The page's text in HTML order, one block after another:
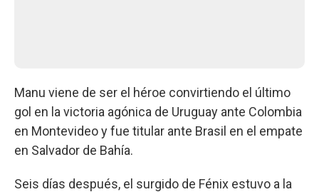
Manu viene de ser el héroe convirtiendo el último
gol en la victoria agónica de Uruguay ante Colombia
en Montevideo y fue titular ante Brasil en el empate
en Salvador de Bahía.
Seis días después, el surgido de Fénix estuvo a la